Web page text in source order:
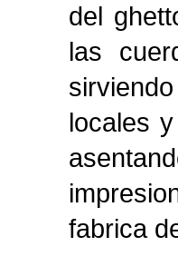
del
las
locales
fabrica